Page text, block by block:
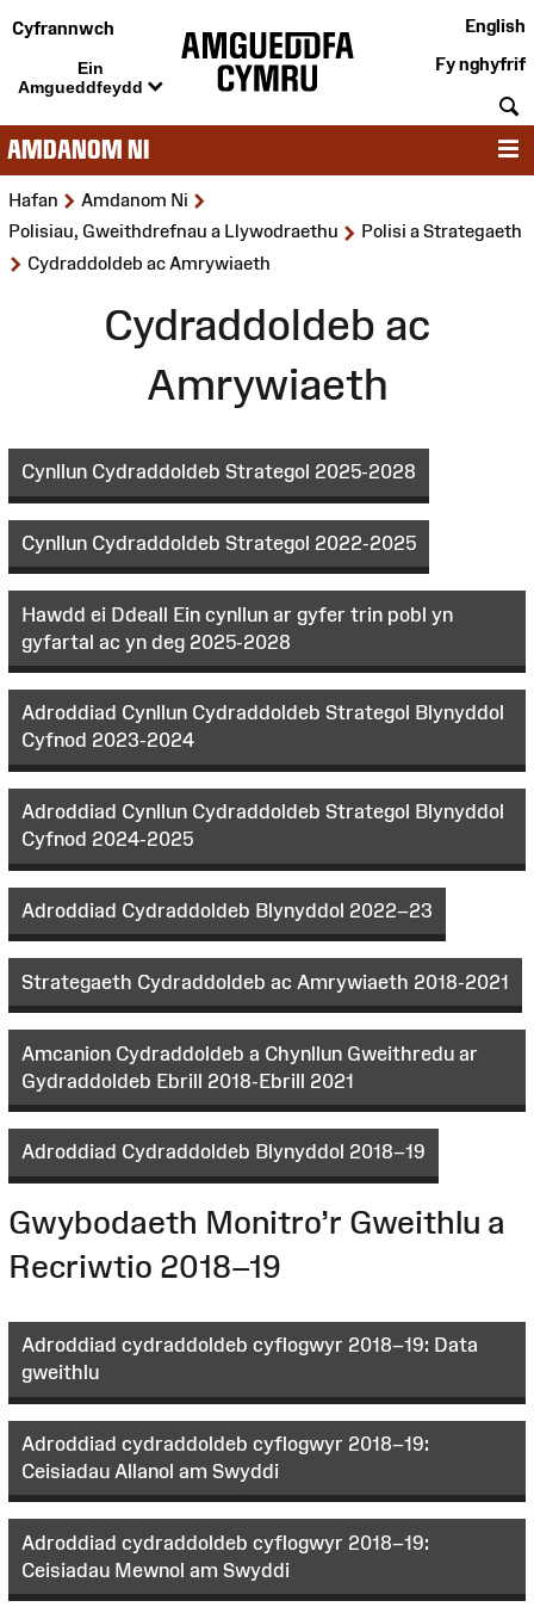
Cyfrannwch
Ein
Amgueddfeydd
English
Fy nghyfrif
AMDANOM NI
Hafan >Amdanom Ni
Polisiau, Gweithdrefnau a Llywodraethu
>Polisi a Strategaeth
>Cydraddoldeb ac Amrywiaeth
Cydraddoldeb ac
Amrywiaeth
Cynllun Cydraddoldeb Strategol 2025-2028
Cynllun Cydraddoldeb Strategol 2022-2025
Hawdd ei Ddeall Ein cynllun ar gyfer trin pobl yn
gyfartal ac yn deg 2025-2028
Adroddiad Cynllun Cydraddoldeb Strategol Blynyddol
Cyfnod 2023-2024
Adroddiad Cynllun Cydraddoldeb Strategol Blynyddol
Cyfnod 2024-2025
Adroddiad Cydraddoldeb Blynyddol 2022–23
Strategaeth Cydraddoldeb ac Amrywiaeth 2018-2021
Amcanion Cydraddoldeb a Chynllun Gweithredu ar
Gydraddoldeb Ebrill 2018-Ebrill 2021
Adroddiad Cydraddoldeb Blynyddol 2018–19
Gwybodaeth Monitro’r Gweithlu a
Recriwtio 2018–19
Adroddiad cydraddoldeb cyflogwyr 2018–19: Data
gweithlu
Adroddiad cydraddoldeb cyflogwyr 2018–19:
Ceisiadau Allanol am Swyddi
Adroddiad cydraddoldeb cyflogwyr 2018–19:
Ceisiadau Mewnol am Swyddi